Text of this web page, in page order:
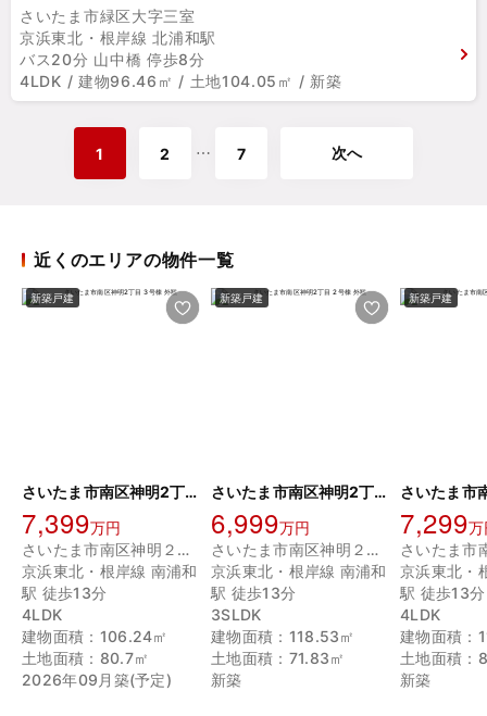
さいたま市緑区大字三室
京浜東北・根岸線 北浦和駅
バス20分 山中橋 停歩8分
4LDK / 建物96.46㎡ / 土地104.05㎡ / 新築
1 2 ⋯ 7 次へ
近くのエリアの物件一覧
新築戸建
さいたま市南区神明2丁目 3号棟
7,399万円
さいたま市南区神明２丁目
京浜東北・根岸線 南浦和
駅 徒歩13分
4LDK
建物面積：106.24㎡
土地面積：80.7㎡
2026年09月築(予定)
新築戸建
さいたま市南区神明2丁目 2号棟
6,999万円
さいたま市南区神明２丁目
京浜東北・根岸線 南浦和
駅 徒歩13分
3SLDK
建物面積：118.53㎡
土地面積：71.83㎡
新築
新築戸建
7,299万
京浜東北・
駅 徒歩13分
4LDK
建物面積：
土地面積：
新築